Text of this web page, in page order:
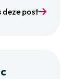
deze post